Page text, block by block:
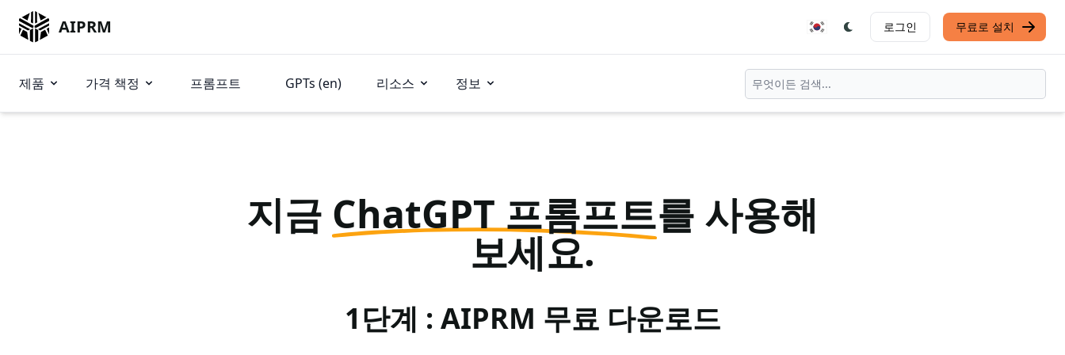
AIPRM 로그인 무료로 설치
제품 가격 책정 프롬프트 GPTs (en) 리소스 정보
지금 ChatGPT 프롬프트를 사용해
보세요.
1단계 : AIPRM 무료 다운로드